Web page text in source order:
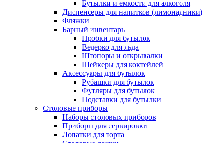
Бутылки и емкости для алкоголя
Диспенсеры для напитков (лимонадники)
Фляжки
Барный инвентарь
Пробки для бутылок
Ведерко для льда
Штопоры и открывалки
Шейкеры для коктейлей
Аксессуары для бутылок
Рубашки для бутылок
Футляры для бутылок
Подставки для бутылки
Столовые приборы
Наборы столовых приборов
Приборы для сервировки
Лопатки для торта